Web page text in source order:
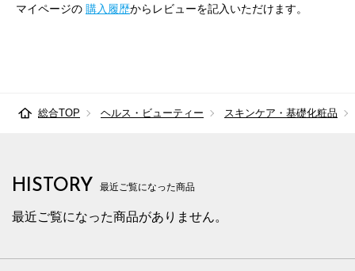
マイページの 購入履歴からレビューを記入いただけます。
総合TOP ヘルス・ビューティー スキンケア・基礎化粧品
HISTORY 最近ご覧になった商品
最近ご覧になった商品がありません。